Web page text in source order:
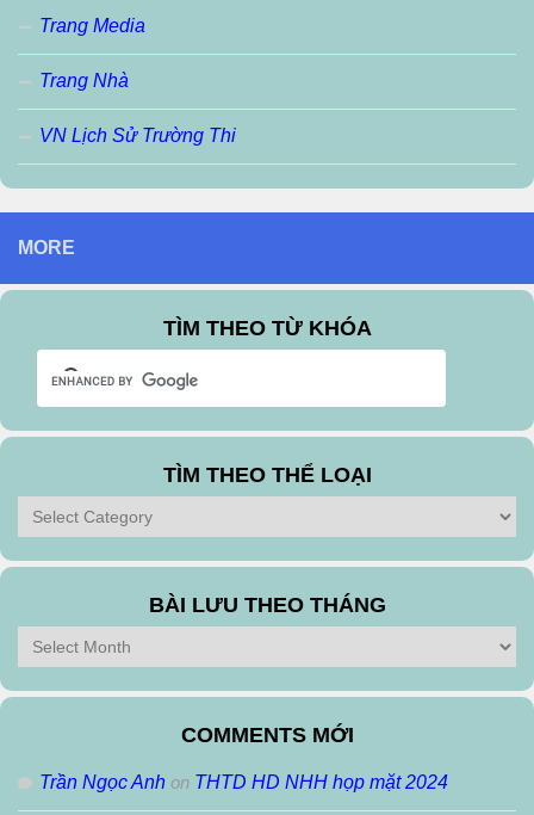
Trang Media
Trang Nhà
VN Lịch Sử Trường Thi
MORE
TÌM THEO TỪ KHÓA
TÌM THEO THỂ LOẠI
Tìm
theo
Thể
BÀI LƯU THEO THÁNG
Bài
Lưu
Theo
COMMENTS MỚI
Trần Ngọc Anh on THTD HD NHH họp mặt 2024